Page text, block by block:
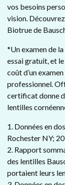
vos besoins
vision.
Biotrue de
*Un examen de
essai gratuit, et
coût d’un
professionnel.
certificat donne
lentilles
1. Données en
Rochester NY;
2. Rapport
des lentilles
portaient leurs